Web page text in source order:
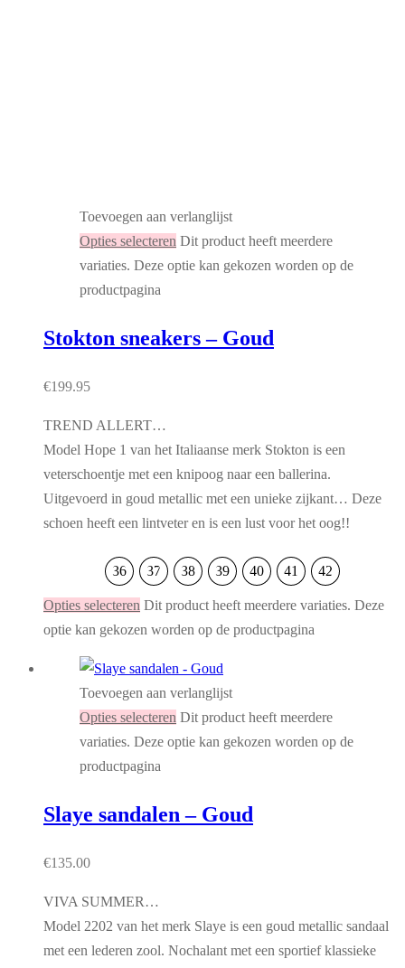
Toevoegen aan verlanglijst
Opties selecteren Dit product heeft meerdere
variaties. Deze optie kan gekozen worden op de
productpagina
Stokton sneakers – Goud
€199.95
TREND ALLERT…
Model Hope 1 van het Italiaanse merk Stokton is een
veterschoentje met een knipoog naar een ballerina.
Uitgevoerd in goud metallic met een unieke zijkant… Deze
schoen heeft een lintveter en is een lust voor het oog!!
36 37 38 39 40 41 42
Opties selecteren Dit product heeft meerdere variaties. Deze
optie kan gekozen worden op de productpagina
Toevoegen aan verlanglijst
Opties selecteren Dit product heeft meerdere
variaties. Deze optie kan gekozen worden op de
productpagina
Slaye sandalen – Goud
€135.00
VIVA SUMMER…
Model 2202 van het merk Slaye is een goud metallic sandaal
met een lederen zool. Nochalant met een sportief klassieke